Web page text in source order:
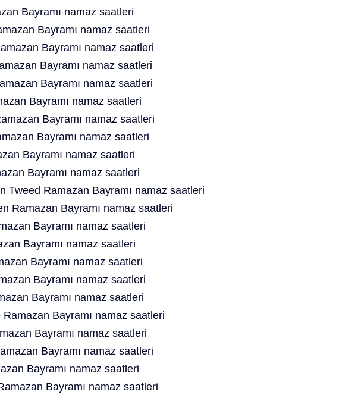
Bayramı namaz saatleri
Bayramı namaz saatleri
Bayramı namaz saatleri
Bayramı namaz saatleri
Bayramı namaz saatleri
Bayramı namaz saatleri
Bayramı namaz saatleri
Bayramı namaz saatleri
Bayramı namaz saatleri
Bayramı namaz saatleri
Tweed Ramazan Bayramı namaz saatleri
Ramazan Bayramı namaz saatleri
Bayramı namaz saatleri
Bayramı namaz saatleri
Bayramı namaz saatleri
Bayramı namaz saatleri
Bayramı namaz saatleri
Bayramı namaz saatleri
Bayramı namaz saatleri
Bayramı namaz saatleri
Bayramı namaz saatleri
Bayramı namaz saatleri